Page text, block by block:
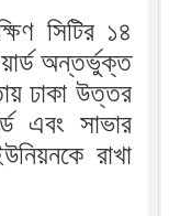
সিটির ১৪
অন্তর্ভুক্ত
ঢাকা উত্তর
এবং সাভার
রাখা